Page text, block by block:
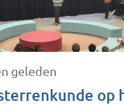
geleden
op